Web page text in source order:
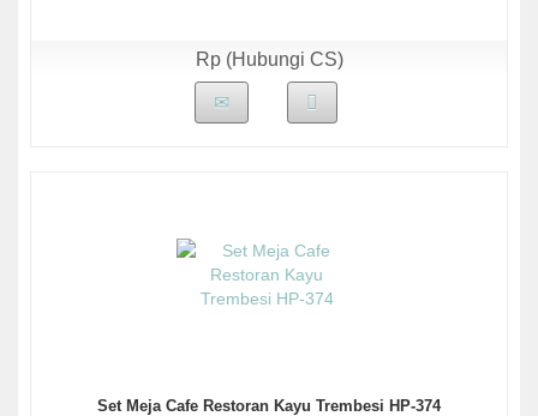
Rp (Hubungi CS)
Set Meja Cafe Restoran Kayu Trembesi HP-374